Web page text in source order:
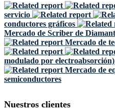
servicio
conductores gráficos
Mercado de Scriber de
Mercado de
modulado por electroabsorción)
Mercado de
semiconductores
Nuestros clientes